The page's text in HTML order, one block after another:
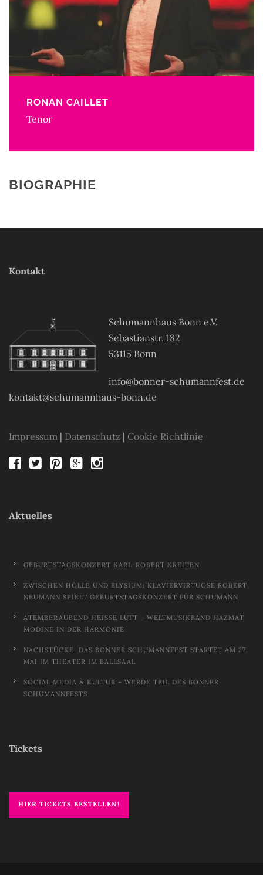
RONAN CAILLET
Tenor
BIOGRAPHIE
Kontakt
Schumannhaus Bonn e.V.
Sebastianstr. 182
53115 Bonn
info@bonner-schumannfest.de
kontakt@schumannhaus-bonn.de
Impressum | Datenschutz | Cookie Richtlinie
Aktuelles
GEBURTSTAGSKONZERT KARL-ROBERT KREITEN
ZWISCHEN HÖLLE UND ELYSIUM: KLAVIERVIRTUOSE ROBERT
NEUMANN SPIELT GEBURTSTAGSKONZERT FÜR SCHUMANN
ATEMBERAUBEND HEISSE LUFT – WELTMUSIKBAND HAZMAT M
ODINE IN DER HARMONIE
NACHSTÜCKE. DAS BONNER SCHUMANNFEST STARTET AM 27.
MAI IM THEATER IM BALLSAAL
SOCIAL MEDIA & KULTUR – WERDE TEIL DES BONNER
SCHUMANNFESTS
Tickets
HIER TICKETS BESTELLEN!